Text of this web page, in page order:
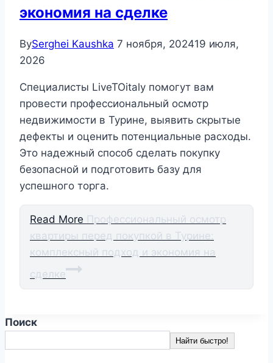
экономия на сделке
BySerghei Kaushka 7 ноября, 202419 июля,
2026
Специалисты LiveTOitaly помогут вам
провести профессиональный осмотр
недвижимости в Турине, выявить скрытые
дефекты и оценить потенциальные расходы.
Это надежный способ сделать покупку
безопасной и подготовить базу для
успешного торга.
Read More Профессиональный осмотр
квартиры перед покупкой в Турине:
комплексный подход и экономия на
сделке
Поиск
Найти быстро!